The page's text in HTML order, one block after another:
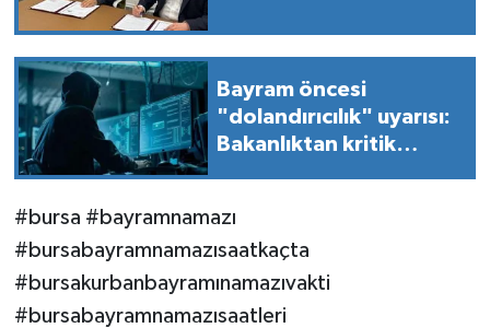
Bayram öncesi
"dolandırıcılık" uyarısı:
Bakanlıktan kritik
#bursa #bayramnamazı
#bursabayramnamazısaatkaçta
#bursakurbanbayramınamazıvakti
#bursabayramnamazısaatleri